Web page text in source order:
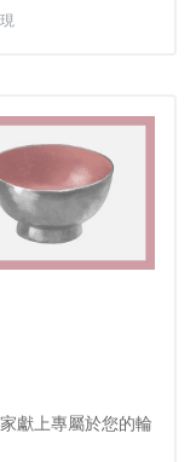
束前請去信嘖嘖
狀況，將通知贊
擔此風險，並接
消費者保護法》
非『試用期』，
保障會員之衛生
獻上專屬於您的輪